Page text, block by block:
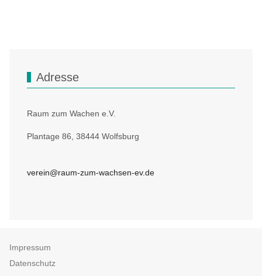
Adresse
Raum zum Wachen e.V.
Plantage 86, 38444 Wolfsburg
verein@raum-zum-wachsen-ev.de
Impressum
Datenschutz